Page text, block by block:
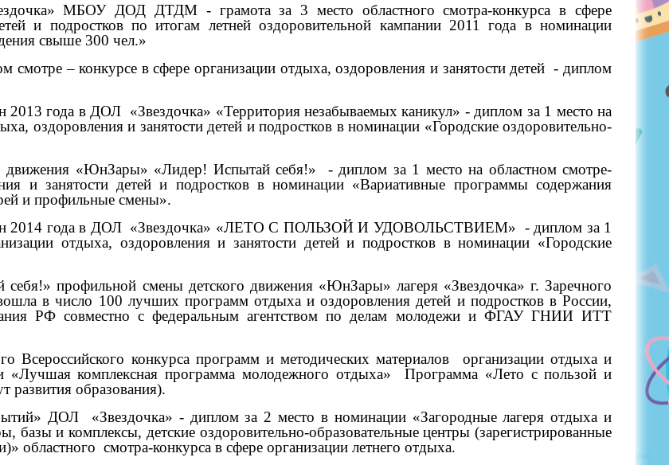
МБОУ ДОД ДТДМ - грамота за 3 место областного смотра-конкурса в сфере
и подростков по итогам летней оздоровительной кампании 2011 года в номинации
свыше 300 чел.»
– конкурсе в сфере организации отдыха, оздоровления и занятости детей - диплом
2013 года в ДОЛ «Звездочка» «Территория незабываемых каникул» - диплом за 1 место на
оздоровления и занятости детей и подростков в номинации «Городские оздоровительно-
движения «ЮнЗары» «Лидер! Испытай себя!»
- диплом за 1 место на областном смотре-
и занятости детей и подростков в номинации «Вариативные программы содержания
и профильные смены».
2014 года в ДОЛ «Звездочка» «ЛЕТО С ПОЛЬЗОЙ И УДОВОЛЬСТВИЕМ» - диплом за 1
отдыха, оздоровления и занятости детей и подростков в номинации «Городские
профильной смены детского движения «ЮнЗары» лагеря «Звездочка» г. Заречного
в число 100 лучших программ отдыха и оздоровления детей и подростков в России,
РФ совместно с федеральным агентством по делам молодежи и ФГАУ ГНИИ ИТТ
Всероссийского конкурса программ и методических материалов
организации отдыха и
комплексная программа молодежного отдыха»
Программа «Лето с пользой и
развития образования).
ДОЛ
«Звездочка» - диплом за 2 место в номинации «Загородные лагеря отдыха и
базы и комплексы, детские оздоровительно-образовательные центры (зарегистрированные
областного смотра-конкурса в сфере организации летнего отдыха.